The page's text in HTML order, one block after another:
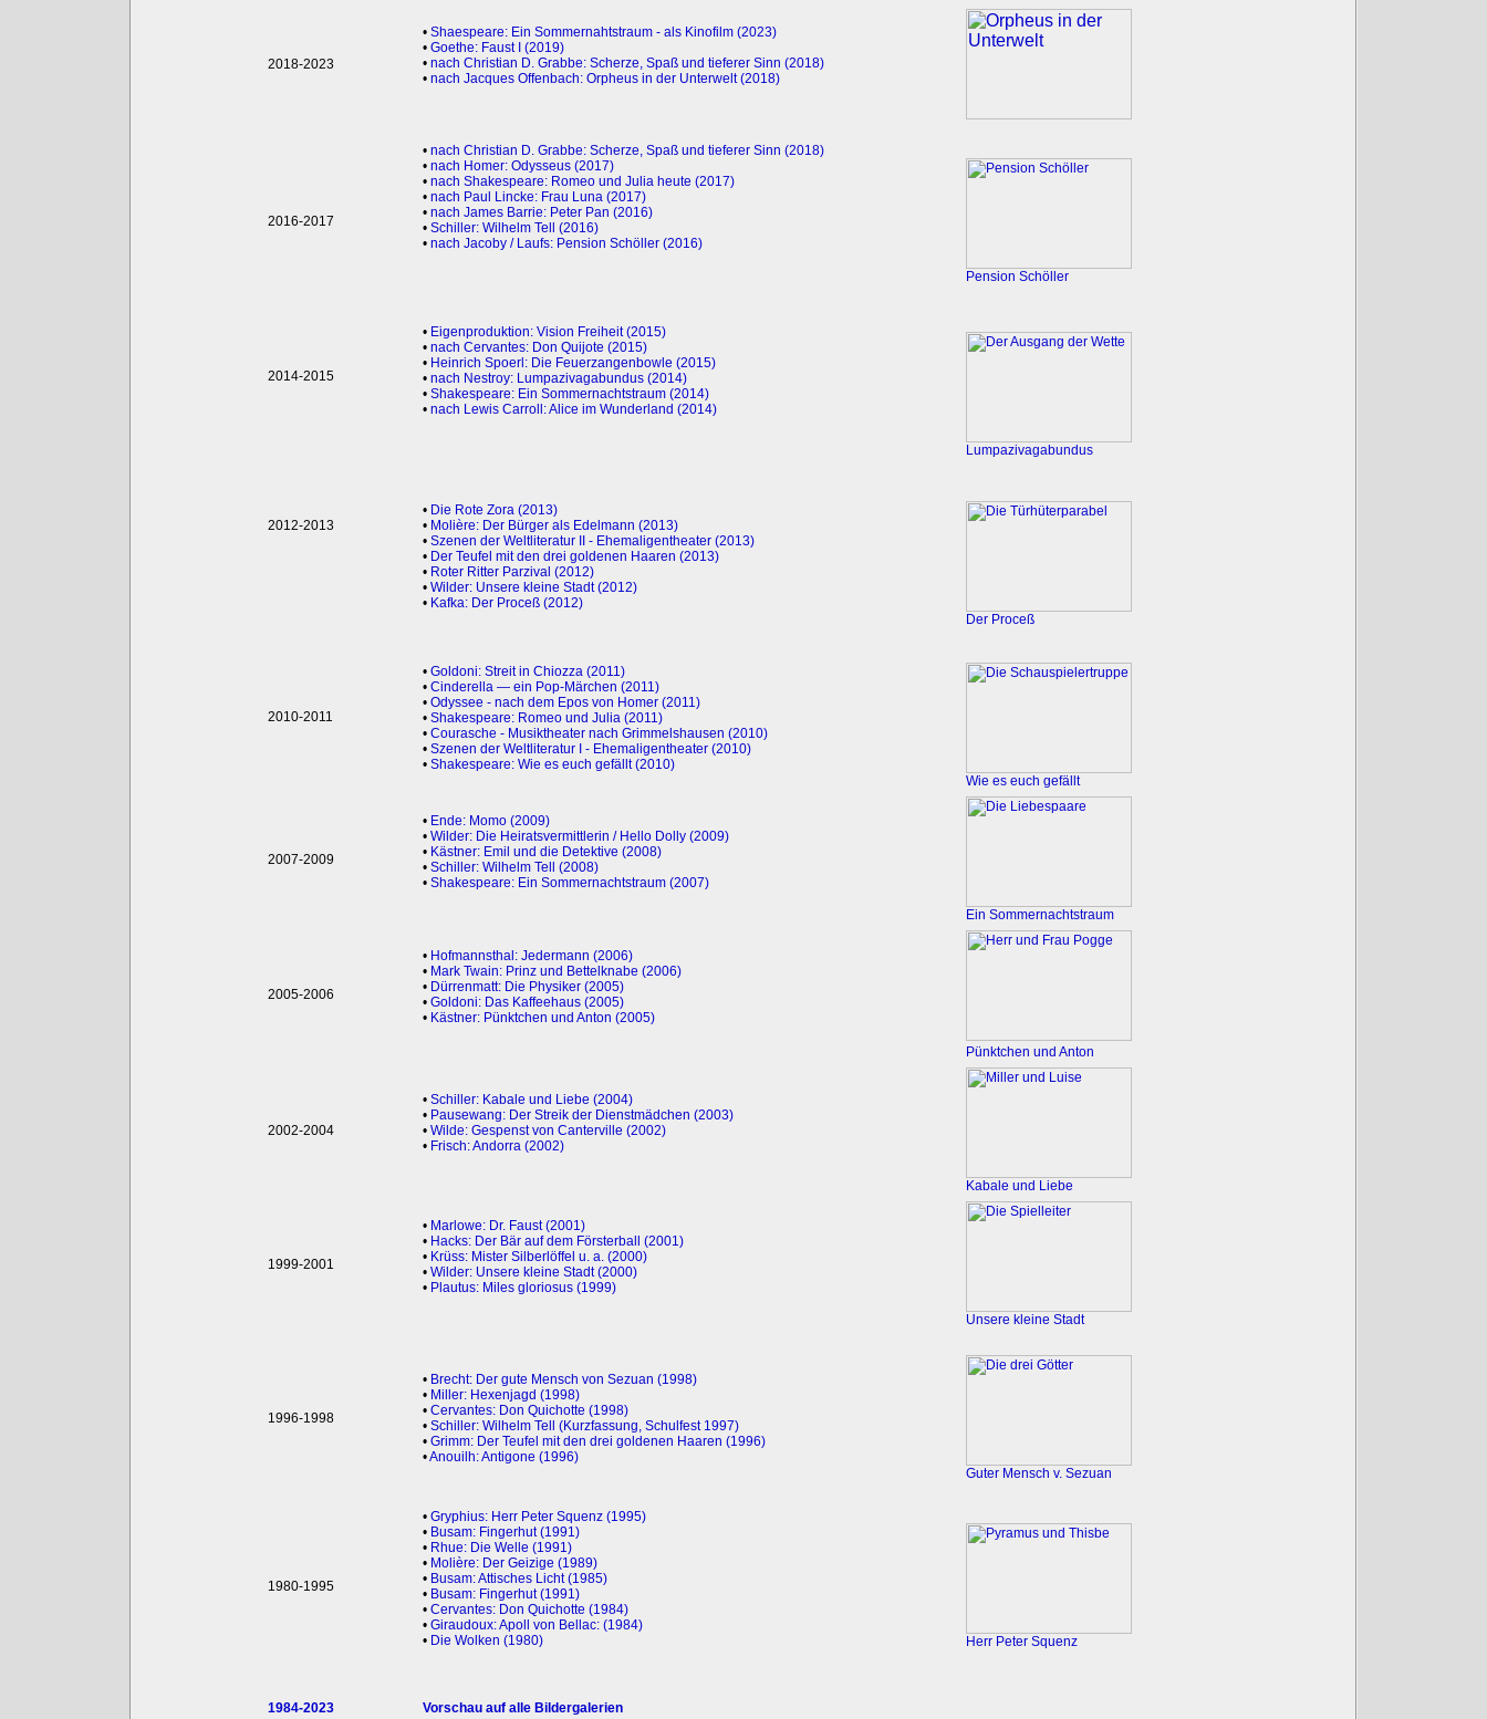
2018-2023
• Shaespeare: Ein Sommernahtstraum - als Kinofilm (2023)
• Goethe: Faust I (2019)
• nach Christian D. Grabbe: Scherze, Spaß und tieferer Sinn (2018)
• nach Jacques Offenbach: Orpheus in der Unterwelt (2018)
2016-2017
• nach Christian D. Grabbe: Scherze, Spaß und tieferer Sinn (2018)
• nach Homer: Odysseus (2017)
• nach Shakespeare: Romeo und Julia heute (2017)
• nach Paul Lincke: Frau Luna (2017)
• nach James Barrie: Peter Pan (2016)
• Schiller: Wilhelm Tell (2016)
• nach Jacoby / Laufs: Pension Schöller (2016)
Pension Schöller
2014-2015
• Eigenproduktion: Vision Freiheit (2015)
• nach Cervantes: Don Quijote (2015)
• Heinrich Spoerl: Die Feuerzangenbowle (2015)
• nach Nestroy: Lumpazivagabundus (2014)
• Shakespeare: Ein Sommernachtstraum (2014)
• nach Lewis Carroll: Alice im Wunderland (2014)
Lumpazivagabundus
2012-2013
• Die Rote Zora (2013)
• Molière: Der Bürger als Edelmann (2013)
• Szenen der Weltliteratur II - Ehemaligentheater (2013)
• Der Teufel mit den drei goldenen Haaren (2013)
• Roter Ritter Parzival (2012)
• Wilder: Unsere kleine Stadt (2012)
• Kafka: Der Proceß (2012)
Der Proceß
2010-2011
• Goldoni: Streit in Chiozza (2011)
• Cinderella — ein Pop-Märchen (2011)
• Odyssee - nach dem Epos von Homer (2011)
• Shakespeare: Romeo und Julia (2011)
• Courasche - Musiktheater nach Grimmelshausen (2010)
• Szenen der Weltliteratur I - Ehemaligentheater (2010)
• Shakespeare: Wie es euch gefällt (2010)
Wie es euch gefällt
2007-2009
• Ende: Momo (2009)
• Wilder: Die Heiratsvermittlerin / Hello Dolly (2009)
• Kästner: Emil und die Detektive (2008)
• Schiller: Wilhelm Tell (2008)
• Shakespeare: Ein Sommernachtstraum (2007)
Ein Sommernachtstraum
2005-2006
• Hofmannsthal: Jedermann (2006)
• Mark Twain: Prinz und Bettelknabe (2006)
• Dürrenmatt: Die Physiker (2005)
• Goldoni: Das Kaffeehaus (2005)
• Kästner: Pünktchen und Anton (2005)
Pünktchen und Anton
2002-2004
• Schiller: Kabale und Liebe (2004)
• Pausewang: Der Streik der Dienstmädchen (2003)
• Wilde: Gespenst von Canterville (2002)
• Frisch: Andorra (2002)
Kabale und Liebe
1999-2001
• Marlowe: Dr. Faust (2001)
• Hacks: Der Bär auf dem Försterball (2001)
• Krüss: Mister Silberlöffel u. a. (2000)
• Wilder: Unsere kleine Stadt (2000)
• Plautus: Miles gloriosus (1999)
Unsere kleine Stadt
1996-1998
• Brecht: Der gute Mensch von Sezuan (1998)
• Miller: Hexenjagd (1998)
• Cervantes: Don Quichotte (1998)
• Schiller: Wilhelm Tell (Kurzfassung, Schulfest 1997)
• Grimm: Der Teufel mit den drei goldenen Haaren (1996)
•Anouilh: Antigone (1996)
Guter Mensch v. Sezuan
1980-1995
• Gryphius: Herr Peter Squenz (1995)
• Busam: Fingerhut (1991)
• Rhue: Die Welle (1991)
• Molière: Der Geizige (1989)
• Busam: Attisches Licht (1985)
• Busam: Fingerhut (1991)
• Cervantes: Don Quichotte (1984)
• Giraudoux: Apoll von Bellac: (1984)
• Die Wolken (1980) Herr Peter Squenz
1984-2023 Vorschau auf alle Bildergalerien